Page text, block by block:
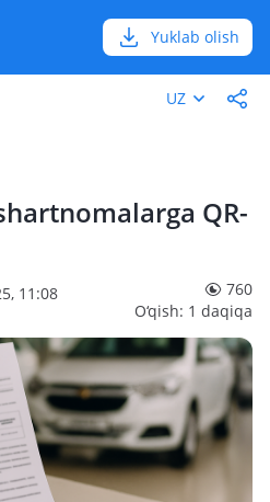
Yuklab olish
UZ
QR-
11:08
760
O‘qish: 1 daqiqa